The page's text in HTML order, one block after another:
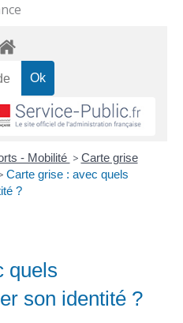
- Mobilité > Carte grise
Carte grise : avec quels
?
quels
son identité ?